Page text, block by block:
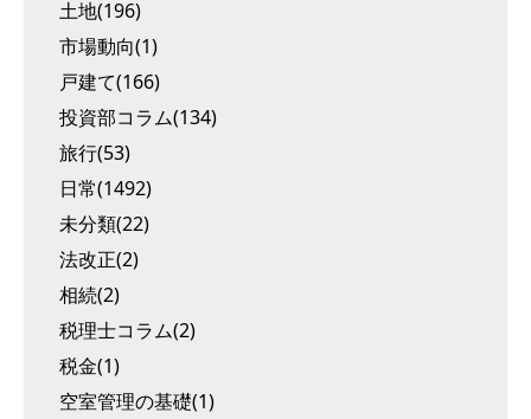
土地(196)
市場動向(1)
戸建て(166)
投資部コラム(134)
旅行(53)
日常(1492)
未分類(22)
法改正(2)
相続(2)
税理士コラム(2)
税金(1)
空室管理の基礎(1)